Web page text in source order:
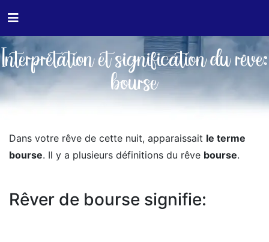
Interprétation et signification du rêve:
bourse
Dans votre rêve de cette nuit, apparaissait le terme
bourse. Il y a plusieurs définitions du rêve bourse.
Rêver de bourse signifie: